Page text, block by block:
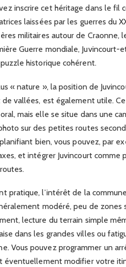
inscrire cet héritage dans le fil
laissées par les guerres du
militaires autour de Craonne,
Guerre mondiale,
puzzle historique cohérent.
« nature », la position de
vallées, est également utile.
mais elle se situe dans une
sur des petites routes
bien, vous pouvez, par
et intégrer Juvincourt comme
pratique, l’intérêt de la
modéré, peu de
lecture du terrain simple
dans les grandes villes ou
Vous pouvez programmer un
éventuellement modifier votre